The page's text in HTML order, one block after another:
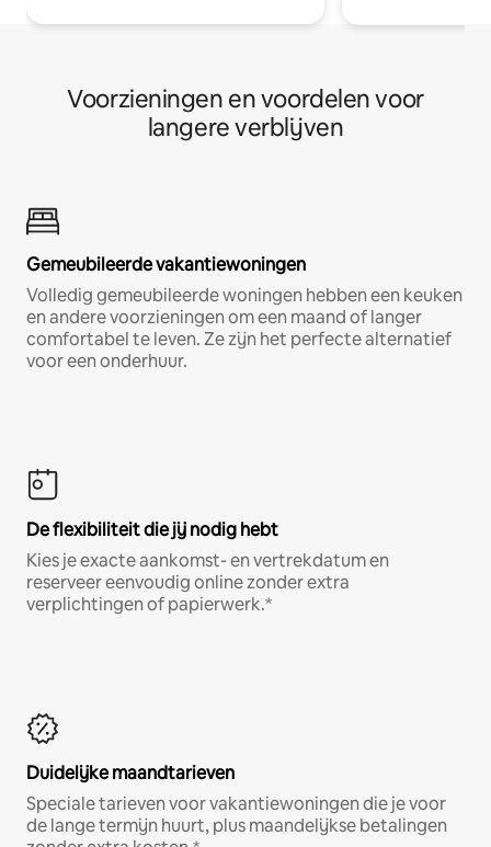
Voorzieningen en voordelen voor
langere verblijven
Gemeubileerde vakantiewoningen
Volledig gemeubileerde woningen hebben een keuken
en andere voorzieningen om een maand of langer
comfortabel te leven. Ze zijn het perfecte alternatief
voor een onderhuur.
De flexibiliteit die jij nodig hebt
Kies je exacte aankomst- en vertrekdatum en
reserveer eenvoudig online zonder extra
verplichtingen of papierwerk.*
Duidelijke maandtarieven
Speciale tarieven voor vakantiewoningen die je voor
de lange termijn huurt, plus maandelijkse betalingen